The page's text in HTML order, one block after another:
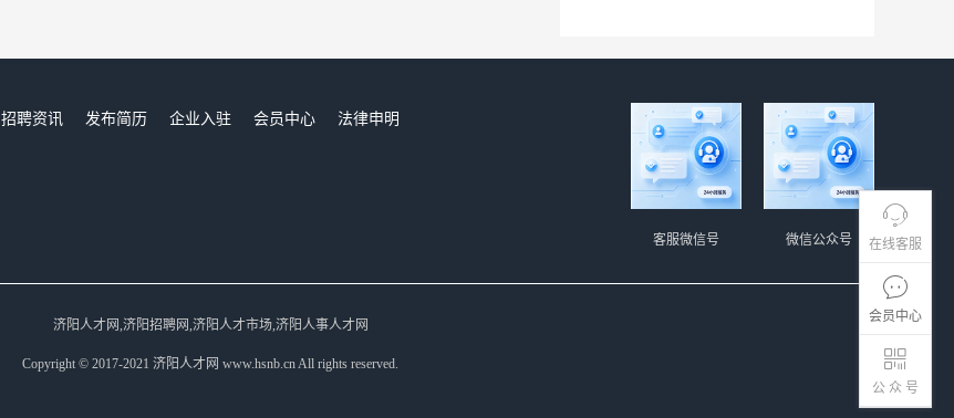
在线客服
会员中心
公 众 号
招聘资讯 发布简历 企业入驻 会员中心
法律申明
微信公众号
客服微信号
济阳人才网,济阳招聘网,济阳人才市场,济阳人事人才网
Copyright © 2017-2021 济阳人才网 www.hsnb.cn All rights reserved.